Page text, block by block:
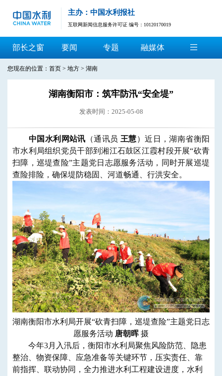
主办：中国水利报社
互联网新闻信息服务许可证 编号：10120170019
部长之窗 要闻 专题 融媒体
您现在的位置： 首页 > 地方 > 湖南
湖南衡阳市：筑牢防汛“安全堤”
发表时间：2025-05-08
中国水利网站讯 （通讯员 王慧）近日，湖南省衡阳
市水利局组织党员干部到湘江石鼓区江霞村段开展“砍青
扫障，巡堤查险”主题党日志愿服务活动，同时开展巡堤
查险排险，确保堤防稳固、河道畅通、行洪安全。
湖南衡阳市水利局开展“砍青扫障，巡堤查险”主题党日志
愿服务活动 唐朝晖摄
今年3月入汛后， 衡阳市水利局聚焦风险防范、隐患
整治、物资保障、应急准备等关键环节，压实责任、靠
前指挥、联动协同 ， 全力推进水利工程建设进度 ， 水利